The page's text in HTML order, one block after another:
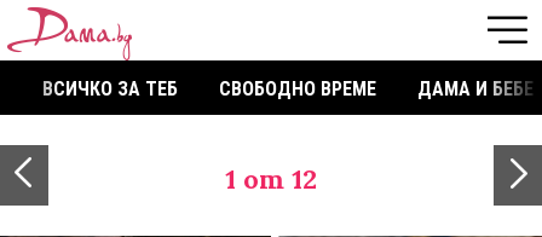
ВСИЧКО ЗА ТЕБ СВОБОДНО ВРЕМЕ ДАМА И БЕБЕ
1 от 12